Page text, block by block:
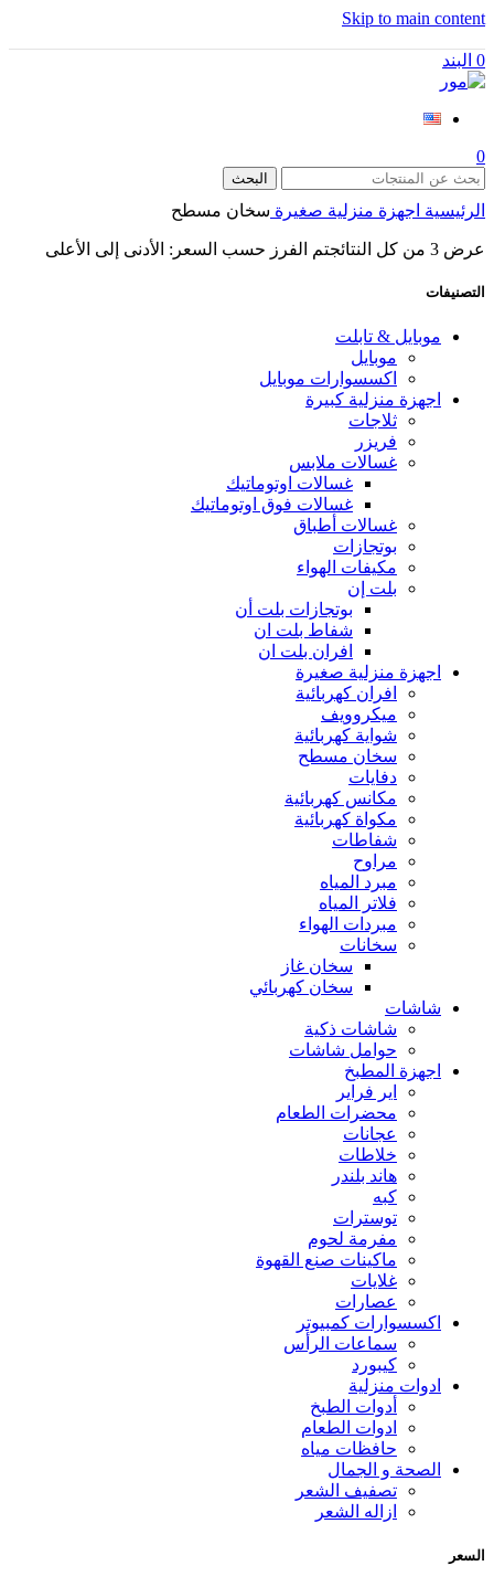
Skip to main content
0 البند
0
البحث
الرئيسية اجهزة منزلية صغيرة سخان مسطح
عرض ⁦3⁩ من كل النتائج تم الفرز حسب السعر: الأدنى إلى الأعلى
التصنيفات
موبايل & تابلت
موبايل
اكسسوارات موبايل
اجهزة منزلية كبيرة
ثلاجات
فريزر
غسالات ملابس
غسالات اوتوماتيك
غسالات فوق اوتوماتيك
غسالات أطباق
بوتجازات
مكيفات الهواء
بلت إن
بوتجازات بلت أن
شفاط بلت ان
افران بلت ان
اجهزة منزلية صغيرة
افران كهربائية
ميكروويف
شواية كهربائية
سخان مسطح
دفايات
مكانس كهربائية
مكواة كهربائية
شفاطات
مراوح
مبرد المياه
فلاتر المياه
مبردات الهواء
سخانات
سخان غاز
سخان كهربائي
شاشات
شاشات ذكية
حوامل شاشات
اجهزة المطبخ
اير فراير
محضرات الطعام
عجانات
خلاطات
هاند بلندر
كبه
توسترات
مفرمة لحوم
ماكينات صنع القهوة
غلايات
عصارات
اكسسوارات كمبيوتر
سماعات الرأس
كيبورد
ادوات منزلية
أدوات الطبخ
ادوات الطعام
حافظات مياه
الصحة و الجمال
تصفيف الشعر
ازاله الشعر
السعر